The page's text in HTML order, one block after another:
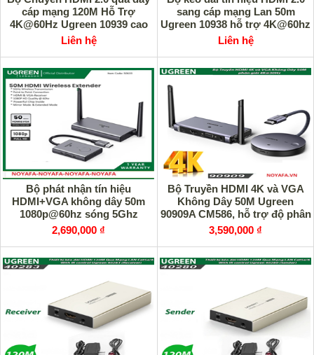
cáp mạng 120M Hỗ Trợ
4K@60Hz Ugreen 10939 cao
cấp
Liên hệ
sang cáp mạng Lan 50m
Ugreen 10938 hỗ trợ 4K@60hz
cao cấp
Liên hệ
Bộ phát nhận tín hiệu
HDMI+VGA không dây 50m
1080p@60hz sóng 5Ghz
Ugreen 50633A (vỏ nhôm) cao
cấp
2,690,000 ₫
Bộ Truyền HDMI 4K và VGA
Không Dây 50M Ugreen
90909A CM586, hỗ trợ độ phân
giải 4K@30Hz cao cấp
3,590,000 ₫